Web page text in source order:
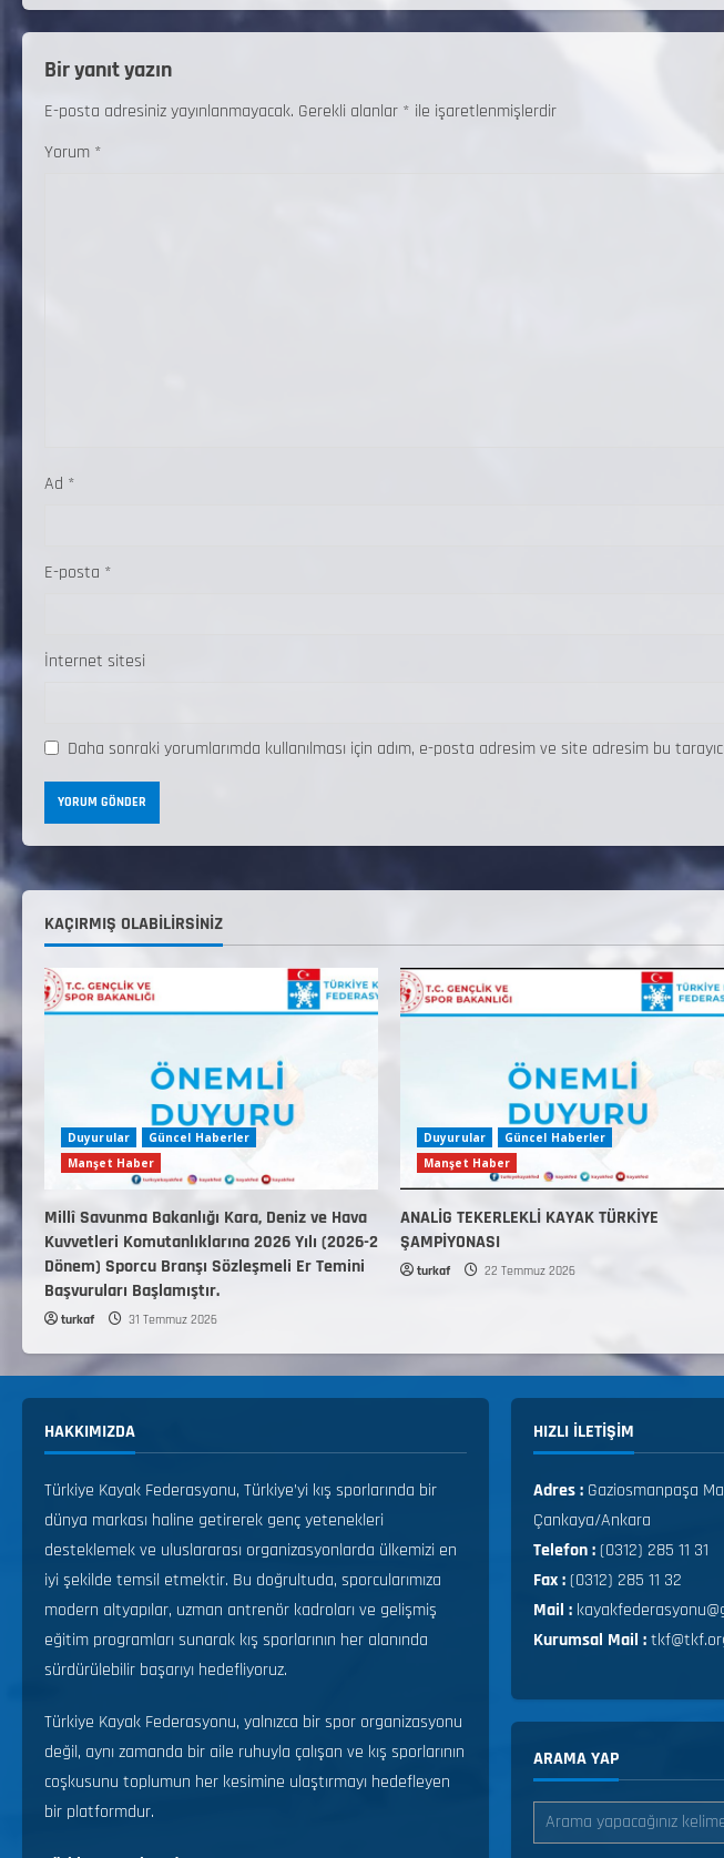
Bir yanıt yazın
E-posta adresiniz yayınlanmayacak. Gerekli alanlar * ile işaretlenmişlerdir
Yorum *
Ad *
E-posta *
İnternet sitesi
Daha sonraki yorumlarımda kullanılması için adım, e-posta adresim ve site adresim bu
KAÇIRMIŞ OLABILIRSINIZ
Duyurular
Güncel Haberler
Manşet Haber
Millî Savunma Bakanlığı Kara, Deniz ve Hava
Kuvvetleri Komutanlıklarına 2026 Yılı (2026-2
Dönem) Sporcu Branşı Sözleşmeli Er Temini
Başvuruları Başlamıştır.
turkaf 31 Temmuz 2026
Duyurular
Güncel Haberler
Manşet Haber
ANALİG TEKERLEKLİ KAYAK TÜRKİYE
ŞAMPİYONASI
turkaf 22 Temmuz 2026
HAKKIMIZDA
Türkiye Kayak Federasyonu, Türkiye’yi kış sporlarında bir
dünya markası haline getirerek genç yetenekleri
desteklemek ve uluslararası organizasyonlarda ülkemizi en
iyi şekilde temsil etmektir. Bu doğrultuda, sporcularımıza
modern altyapılar, uzman antrenör kadroları ve gelişmiş
eğitim programları sunarak kış sporlarının her alanında
sürdürülebilir başarıyı hedefliyoruz.
Türkiye Kayak Federasyonu, yalnızca bir spor organizasyonu
değil, aynı zamanda bir aile ruhuyla çalışan ve kış sporlarının
coşkusunu toplumun her kesimine ulaştırmayı hedefleyen
bir platformdur.
HIZLI ILETIŞIM
Adres : Gaziosmanpaşa
Çankaya/Ankara
Telefon :(0312) 285 11 31
Fax :(0312) 285 11 32
Mail :
Kurumsal Mail :
ARAMA YAP